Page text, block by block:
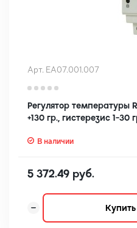
Арт. EA07.001.007
Регулятор температуры
+130 гр., гистерезис 1-30
В наличии
5 372.49 руб.
Купить